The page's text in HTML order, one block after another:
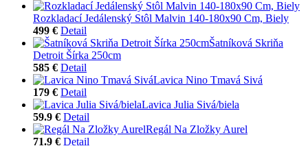
Rozkladací Jedálenský Stôl Malvin 140-180x90 Cm, Biely
499 € Detail
Šatníková Skriňa
Detroit Šírka 250cm
585 € Detail
Lavica Nino Tmavá Sivá
179 € Detail
Lavica Julia Sivá/biela
59.9 € Detail
Regál Na Zložky Aurel
71.9 € Detail